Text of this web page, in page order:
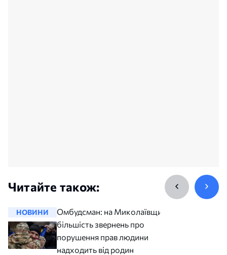
Читайте також:
НОВИНИ
Омбудсман: на Миколаївщині
більшість звернень про
порушення прав людини
надходить від родин